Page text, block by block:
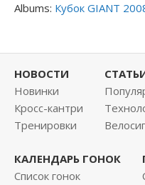
Albums: Кубок GIANT
НОВОСТИ
Новинки
Кросс-кантри
Тренировки
КАЛЕНДАРЬ ГОНОК
Список гонок